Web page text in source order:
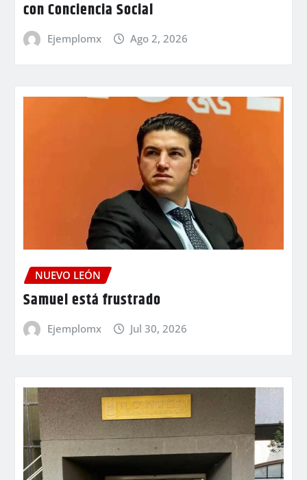
con Conciencia Social
Ejemplomx Ago 2, 2026
NUEVO LEÓN
Samuel está frustrado
Ejemplomx Jul 30, 2026